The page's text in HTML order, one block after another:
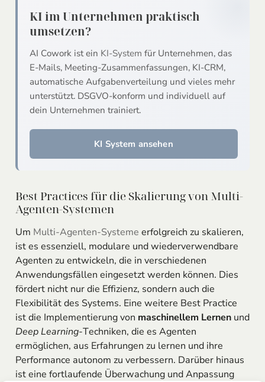
KI im Unternehmen praktisch
umsetzen?
AI Cowork ist ein KI-System für Unternehmen, das
E-Mails, Meeting-Zusammenfassungen, KI-CRM,
automatische Aufgabenverteilung und vieles mehr
unterstützt. DSGVO-konform und individuell auf
dein Unternehmen trainiert.
KI System ansehen
Best Practices für die Skalierung von Multi-
Agenten-Systemen
Um Multi-Agenten-Systeme erfolgreich zu skalieren,
ist es essenziell, modulare und wiederverwendbare
Agenten zu entwickeln, die in verschiedenen
Anwendungsfällen eingesetzt werden können. Dies
fördert nicht nur die Effizienz, sondern auch die
Flexibilität des Systems. Eine weitere Best Practice
ist die Implementierung von maschinellem Lernenund
Deep Learning-Techniken, die es Agenten
ermöglichen, aus Erfahrungen zu lernen und ihre
Performance autonom zu verbessern. Darüber hinaus
ist eine fortlaufende Überwachung und Anpassung